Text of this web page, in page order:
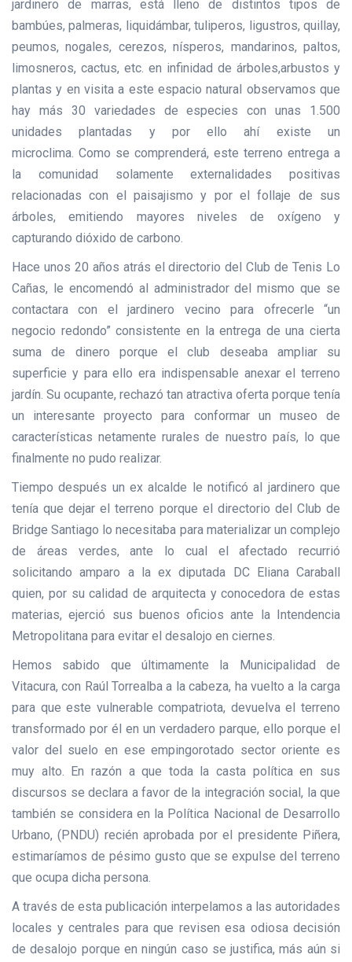
jardinero de marras, está lleno de distintos tipos de
bambúes, palmeras, liquidámbar, tuliperos, ligustros, quillay,
peumos, nogales, cerezos, nísperos, mandarinos, paltos,
limosneros, cactus, etc. en infinidad de árboles,arbustos y
plantas y en visita a este espacio natural observamos que
hay más 30 variedades de especies con unas 1.500
unidades plantadas y por ello ahí existe un
microclima. Como se comprenderá, este terreno entrega a
la comunidad solamente externalidades positivas
relacionadas con el paisajismo y por el follaje de sus
árboles, emitiendo mayores niveles de oxígeno y
capturando dióxido de carbono.
Hace unos 20 años atrás el directorio del Club de Tenis Lo
Cañas, le encomendó al administrador del mismo que se
contactara con el jardinero vecino para ofrecerle “un
negocio redondo” consistente en la entrega de una cierta
suma de dinero porque el club deseaba ampliar su
superficie y para ello era indispensable anexar el terreno
jardín. Su ocupante, rechazó tan atractiva oferta porque tenía
un interesante proyecto para conformar un museo de
características netamente rurales de nuestro país, lo que
finalmente no pudo realizar.
Tiempo después un ex alcalde le notificó al jardinero que
tenía que dejar el terreno porque el directorio del Club de
Bridge Santiago lo necesitaba para materializar un complejo
de áreas verdes, ante lo cual el afectado recurrió
solicitando amparo a la ex diputada DC Eliana Caraball
quien, por su calidad de arquitecta y conocedora de estas
materias, ejerció sus buenos oficios ante la Intendencia
Metropolitana para evitar el desalojo en ciernes.
Hemos sabido que últimamente la Municipalidad de
Vitacura, con Raúl Torrealba a la cabeza, ha vuelto a la carga
para que este vulnerable compatriota, devuelva el terreno
transformado por él en un verdadero parque, ello porque el
valor del suelo en ese empingorotado sector oriente es
muy alto. En razón a que toda la casta política en sus
discursos se declara a favor de la integración social, la que
también se considera en la Política Nacional de Desarrollo
Urbano, (PNDU) recién aprobada por el presidente Piñera,
estimaríamos de pésimo gusto que se expulse del terreno
que ocupa dicha persona.
A través de esta publicación interpelamos a las autoridades
locales y centrales para que revisen esa odiosa decisión
de desalojo porque en ningún caso se justifica, más aún si